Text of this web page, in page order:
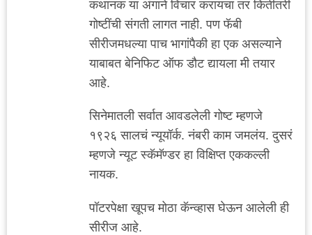
कथानक या अंगाने विचार करायचा तर कितीतरी
गोष्टींची संगती लागत नाही. पण फॅबी
सीरीजमधल्या पाच भागांपैकी हा एक असल्याने
याबाबत बेनिफिट ऑफ डौट द्यायला मी तयार
आहे.
सिनेमातली सर्वात आवडलेली गोष्ट म्हणजे
१९२६ सालचं न्यूयॉर्क. नंबरी काम जमलंय. दुसरं
म्हणजे न्यूट स्कॅमॅण्डर हा विक्षिप्त एककल्ली
नायक.
पॉटरपेक्षा खूपच मोठा कॅन्व्हास घेऊन आलेली ही
सीरीज आहे.